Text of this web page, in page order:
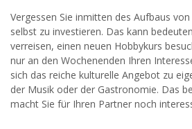
Vergessen Sie inmitten des Aufbaus
selbst zu investieren. Das kann
verreisen, einen neuen Hobbykurs
nur an den Wochenenden Ihren
sich das reiche kulturelle Angebot zu
der Musik oder der Gastronomie. Das
macht Sie für Ihren Partner noch